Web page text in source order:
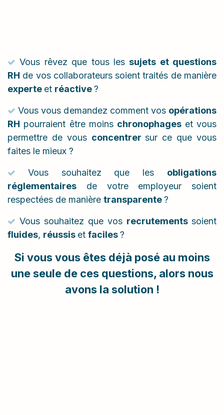
Vous rêvez que tous lessujets et questions
RH de vos collaborateurs soient traités de manière
experte et réactive?
Vous vous demandez comment vos opérations
RH pourraient être moins chronophages et vous
permettre de vous concentrersur ce que vous
faites le mieux ?
Vous souhaitez que les obligations
réglementaires de votre employeur soient
respectées de manière transparente?
Vous souhaitez que vos recrutements soient
fluides, réussis et faciles?
Si vous vous êtes déjà posé au moins
une seule de ces questions, alors nous
avons la solution !